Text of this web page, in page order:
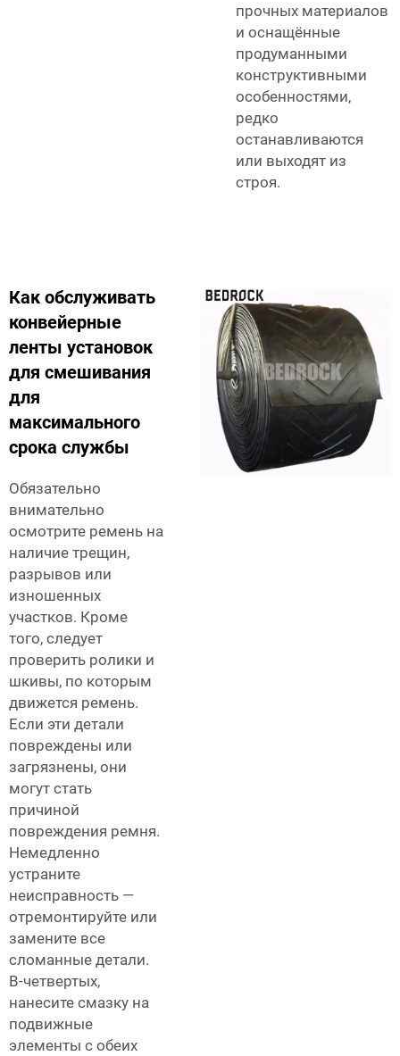
прочных материалов
и оснащённые
продуманными
конструктивными
особенностями,
редко
останавливаются
или выходят из
строя.
Как обслуживать
конвейерные
ленты установок
для смешивания
для
максимального
срока службы
Обязательно
внимательно
осмотрите ремень на
наличие трещин,
разрывов или
изношенных
участков. Кроме
того, следует
проверить ролики и
шкивы, по которым
движется ремень.
Если эти детали
повреждены или
загрязнены, они
могут стать
причиной
повреждения ремня.
Немедленно
устраните
неисправность —
отремонтируйте или
замените все
сломанные детали.
В-четвертых,
нанесите смазку на
подвижные
элементы с обеих